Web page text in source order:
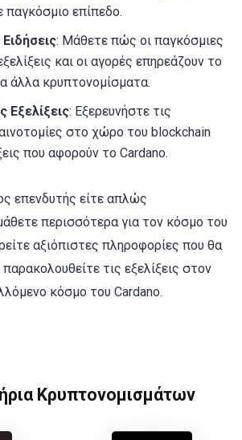
παγκόσμιο επίπεδο.
: Μάθετε πώς οι παγκόσμιες
και οι αγορές επηρεάζουν το
άλλα κρυπτονομίσματα.
Εξελίξεις: Εξερευνήστε τις
στο χώρο του blockchain
που αφορούν το Cardano.
επενδυτής είτε απλώς
περισσότερα για τον κόσμο του
αξιόπιστες πληροφορίες που θα
τις εξελίξεις στον
κόσμο του Cardano.
Κρυπτονομισμάτων